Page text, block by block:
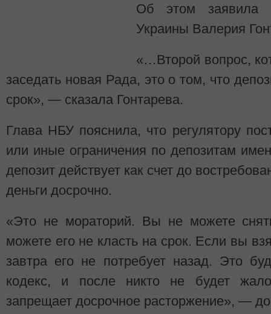
Об этом заявила
Украины Валерия
«…Второй вопрос,
заседать новая Рада, это о том, что
срок», — сказала Гонтарева.
Глава НБУ пояснила, что регулятору
или иные ограничения по депозитам
депозит действует как счет до
деньги досрочно.
«Это не мораторий. Вы не можете
можете его не класть на срок. Если вы
завтра его не потребует назад. Это
кодекс, и после никто не будет
запрещает досрочное расторжение», —